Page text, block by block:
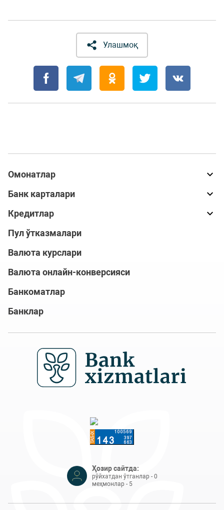
Улашмоқ
Омонатлар
Банк карталари
Кредитлар
Пул ўтказмалари
Валюта курслари
Валюта онлайн-конверсияси
Банкоматлар
Банклар
Ҳозир сайтда:
рўйхатдан ўтганлар - 0
меҳмонлар - 5